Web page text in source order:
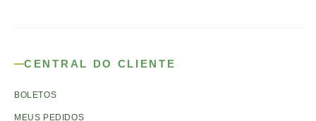
CENTRAL DO CLIENTE
BOLETOS
MEUS PEDIDOS